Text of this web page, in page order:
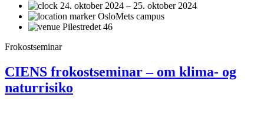
24. oktober 2024 – 25. oktober 2024
OsloMets campus
Pilestredet 46
Frokostseminar
CIENS frokostseminar – om klima- og
naturrisiko